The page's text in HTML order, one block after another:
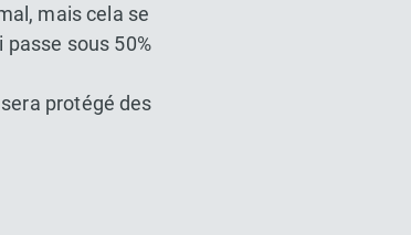
mais cela se
passe sous 50%
protégé des